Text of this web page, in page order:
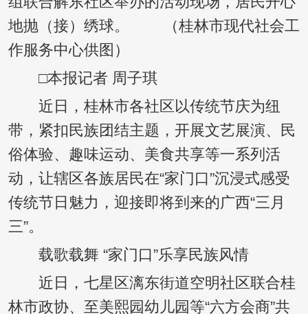
地抛（接）绣球。 （桂林市现代社会工
作服务中心供图）
□本报记者 周子琪
近日，桂林市各社区以传统节庆为纽
带，紧扣民族团结主题，开展文艺展演、民
俗体验、趣味运动、美食共享等一系列活
动，让辖区各族居民在“家门口”沉浸式感受
传统节日魅力，迎接即将到来的广西“三月
三”。
载歌载舞 “家门口”乐享民族风情
近日，七星区漓东街道空明社区联合桂
林市政协、至美熙园幼儿园等“六方会商”共